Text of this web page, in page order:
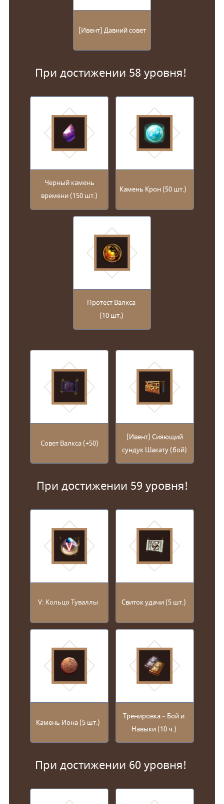
[Ивент] Давний совет
При достижении 58 уровня!
Черный камень
времени (150 шт.)
Камень Крон (50 шт.)
Протест Валкса
(10 шт.)
Совет Валкса (+50)
[Ивент] Сияющий
сундук Шакату (бой)
При достижении 59 уровня!
V: Кольцо Туваллы Свиток удачи (5 шт.)
Камень Иона (5 шт.)
Тренировка – Бой и
Навыки (10 ч.)
При достижении 60 уровня!